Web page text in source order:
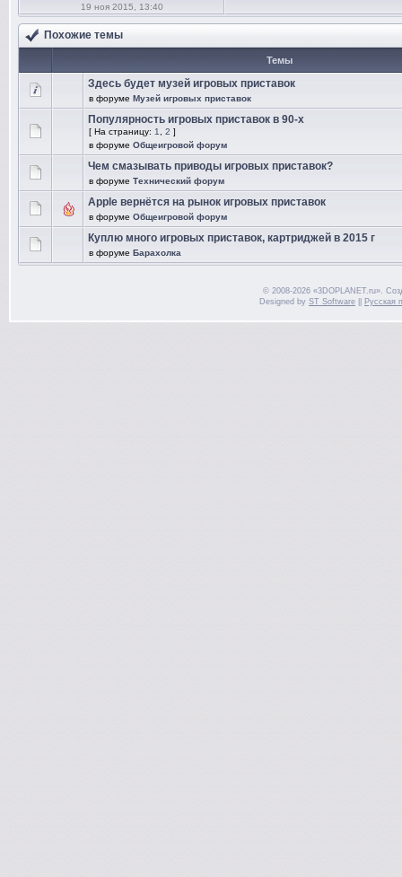
19 ноя 2015, 13:40
Похожие темы
Темы
Здесь будет музей игровых приставок
в форуме Музей игровых приставок
Популярность игровых приставок в 90-х
[ На страницу: 1 2 ]
в форуме Общеигровой форум
Чем смазывать приводы игровых приставок?
в форуме Технический форум
Apple вернётся на рынок игровых приставок
в форуме Общеигровой форум
Куплю много игровых приставок, картриджей в 2015 г
в форуме Барахолка
© 2008-2026 «3DOPLANET.ru».
Designed by ST Software Русская